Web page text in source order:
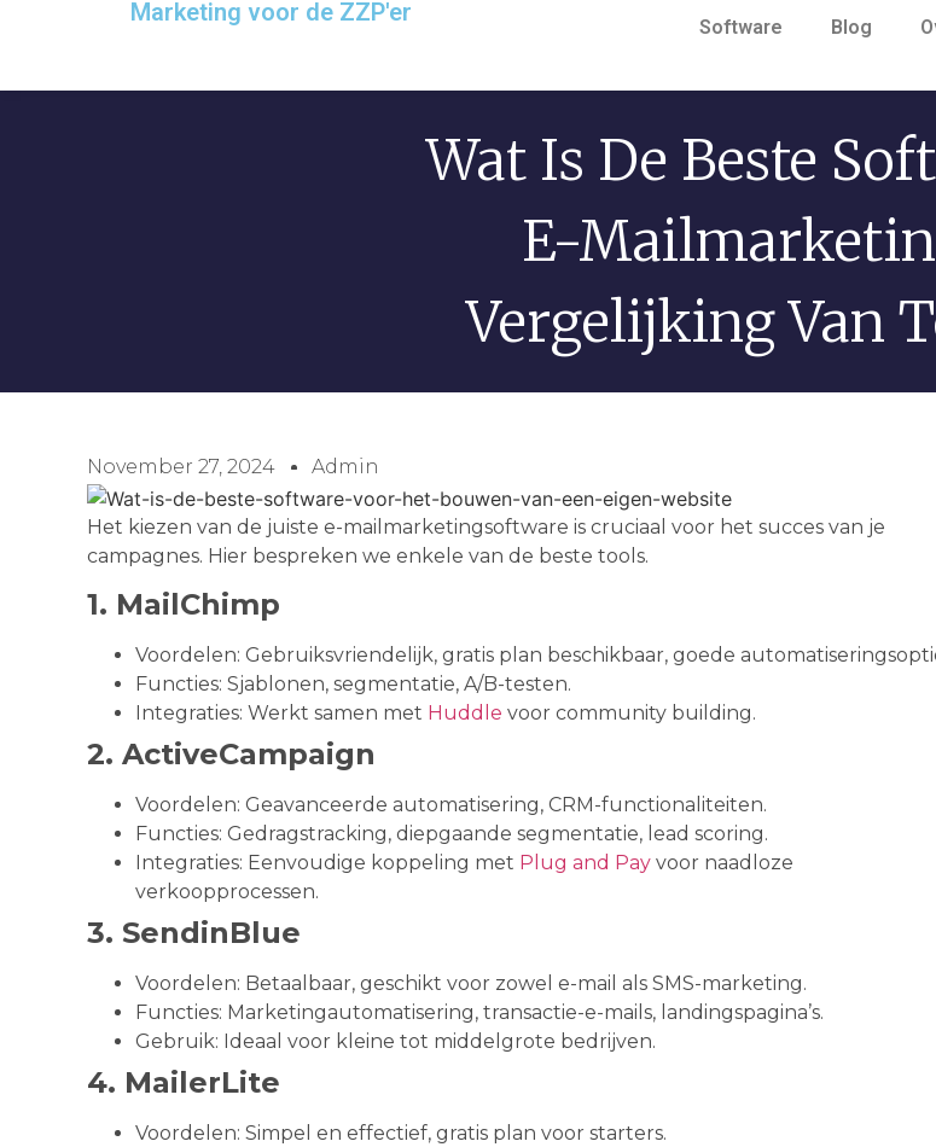
Marketing voor de ZZP'er
Software Blog
Wat Is De Beste
E-
Vergelijking Van
November 27, 2024 Admin
Het kiezen van de juiste e-mailmarketingsoftware is cruciaal voor het succes van je
campagnes. Hier bespreken we enkele van de beste tools.
1. MailChimp
Voordelen: Gebruiksvriendelijk, gratis plan beschikbaar, goede
Functies: Sjablonen, segmentatie, A/B-testen.
Integraties: Werkt samen met Huddle voor community building.
2. ActiveCampaign
Voordelen: Geavanceerde automatisering, CRM-functionaliteiten.
Functies: Gedragstracking, diepgaande segmentatie, lead scoring.
Integraties: Eenvoudige koppeling met Plug and Pay voor naadloze
verkoopprocessen.
3. SendinBlue
Voordelen: Betaalbaar, geschikt voor zowel e-mail als SMS-marketing.
Functies: Marketingautomatisering, transactie-e-mails, landingspagina’s.
Gebruik: Ideaal voor kleine tot middelgrote bedrijven.
4. MailerLite
Voordelen: Simpel en effectief, gratis plan voor starters.